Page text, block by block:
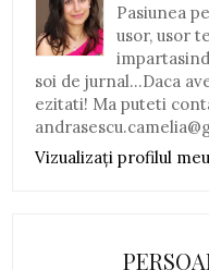
Pasiunea
usor, usor
soi de jurnal...Daca
ezitati! Ma puteti
Vizualizați profilul